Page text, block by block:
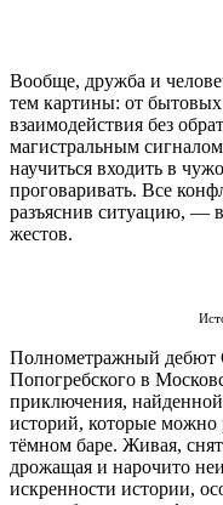
Вообще, дружба и
тем картины: от бытовых
взаимодействия без
магистральным
научиться входить в
проговаривать. Все
разъяснив ситуацию, —
жестов.
Полнометражный дебют
Попогребского в
приключения,
историй, которые можно
тёмном баре. Живая,
дрожащая и нарочито
искренности истории,